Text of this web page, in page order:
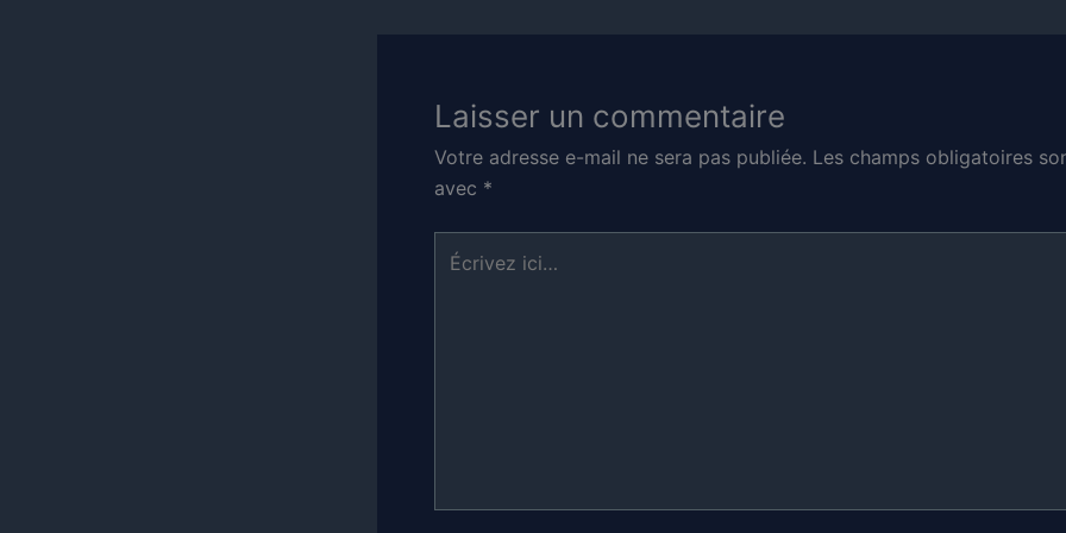
Laisser un commentaire
Votre adresse e-mail ne sera pas publiée. Les champs obligatoires
avec *
Écrivez
ici…